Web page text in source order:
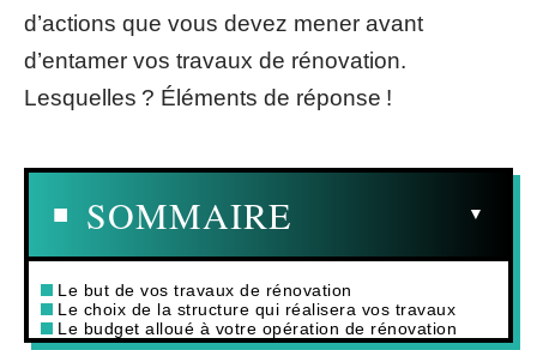
d’actions que vous devez mener avant
d’entamer vos travaux de rénovation.
Lesquelles ? Éléments de réponse !
SOMMAIRE
Le but de vos travaux de rénovation
Le choix de la structure qui réalisera vos travaux
Le budget alloué à votre opération de rénovation